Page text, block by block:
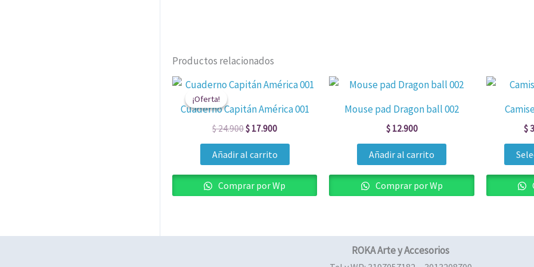
Productos relacionados
¡Oferta!
¡Oferta!
Cuaderno Capitán América 001
$24.900
El
original
era:
$ 24.900.
$ 17.900
El
actual
es:
$ 17.900.
Añadir al carrito
Comprar por Wp
Mouse pad Dragon ball 002
$12.900
Añadir al carrito
Comprar por Wp
$
ROKA Arte y Accesorios